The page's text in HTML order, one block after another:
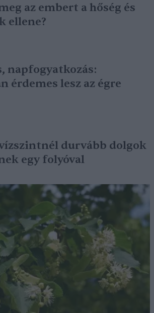
az embert a hőség és
ellene?
napfogyatkozás:
érdemes lesz az égre
durvább dolgok
egy folyóval